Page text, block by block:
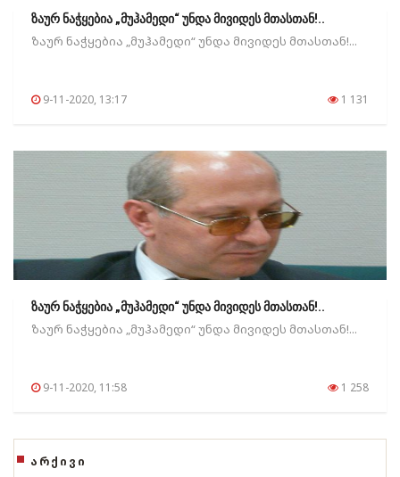
ზაურ ნაჭყებია „მუჰამედი“ უნდა მივიდეს მთასთან!..
ზაურ ნაჭყებია „მუჰამედი“ უნდა მივიდეს მთასთან!...
9-11-2020, 13:17 1 131
ზაურ ნაჭყებია „მუჰამედი“ უნდა მივიდეს მთასთან!..
ზაურ ნაჭყებია „მუჰამედი“ უნდა მივიდეს მთასთან!...
9-11-2020, 11:58 1 258
ᲐᲠᲥᲘᲕᲘ